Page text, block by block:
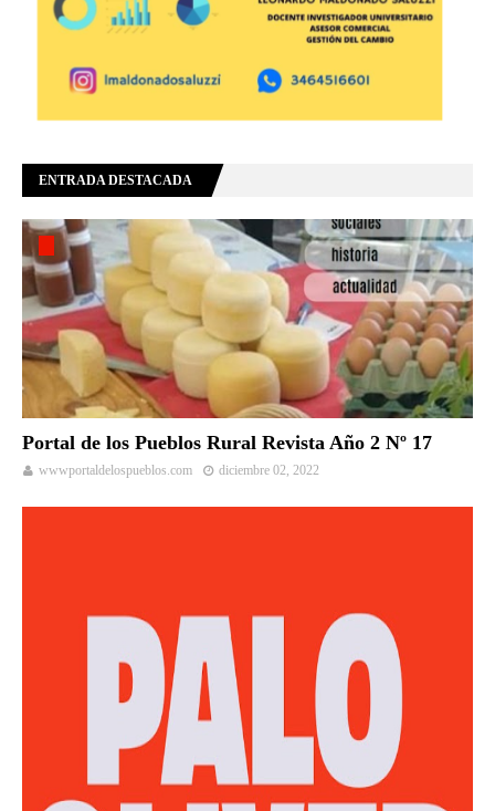
ENTRADA DESTACADA
Portal de los Pueblos Rural Revista Año 2 Nº 17
wwwportaldelospueblos.com diciembre 02, 2022